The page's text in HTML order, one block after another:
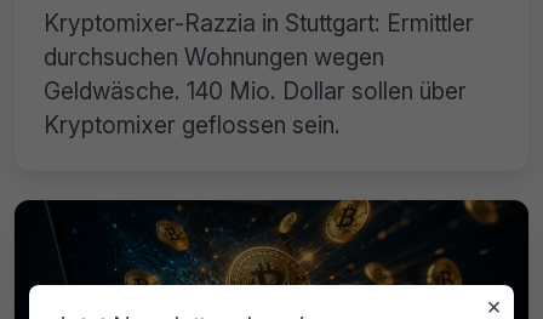
Kryptomixer-Razzia in Stuttgart: Ermittler
durchsuchen Wohnungen wegen
Geldwäsche. 140 Mio. Dollar sollen über
Kryptomixer geflossen sein.
×